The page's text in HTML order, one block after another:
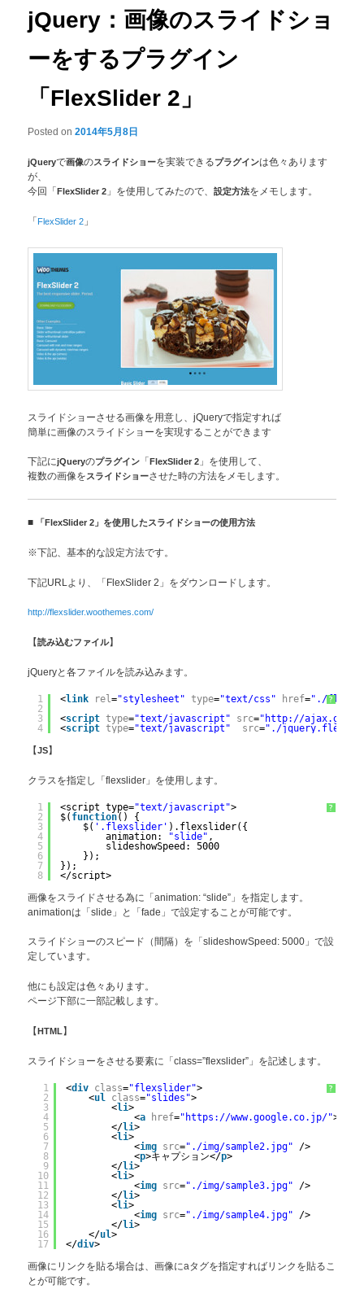
jQuery：画像のスライドショ
ーをするプラグイン
「FlexSlider 2」
Posted on2014年5月8日
jQueryで画像のスライドショーを実装できるプラグインは色々あります
が、
今回「FlexSlider 2 」を使用してみたので、設定方法をメモします。
「 FlexSlider 2 」
スライドショーさせる画像を用意し、jQueryで指定すれば
簡単に画像のスライドショーを実現することができます
下記にjQueryのプラグイン 「 FlexSlider 2 」を使用して、
複数の画像をスライドショーさせた時の方法をメモします。
■ 「FlexSlider 2」を使用したスライドショーの使用方法
※下記、基本的な設定方法です。
下記URLより、「FlexSlider 2」をダウンロードします。
http://flexslider.woothemes.com/
【読み込むファイル】
jQueryと各ファイルを読み込みます。
?
1
2
3
4
<link rel="stylesheet" type="text/css" href="./
<script type="text/javascript" src="http://
<script type="text/javascript" src="./
【JS】
クラスを指定し「flexslider」を使用します。
?
1
2
3
4
5
6
7
8
<script type="text/javascript">
$( function() {
$( '.flexslider' ).flexslider({
animation:
"slide" ,
slideshowSpeed: 5000
});
});
</script>
画像をスライドさせる為に「animation: “slide”」を指定します。
animationは「slide」と「fade」で設定することが可能です。
スライドショーのスピード（間隔）を「slideshowSpeed: 5000」で設
定しています。
他にも設定は色々あります。
ページ下部に一部記載します。
【HTML 】
スライドショーをさせる要素に「class=”flexslider”」を記述します。
?
1
2
3
4
5
6
7
8
9
10
11
12
13
14
15
16
17
<div class="flexslider">
<ul class="slides">
<li>
<a href="https://www.google.co.jp/"><
</li>
<li>
<img src="./img/sample2.jpg"
/>
<p>キャプション</p>
</li>
<li>
<img src="./img/sample3.jpg"
/>
</li>
<li>
<img src="./img/sample4.jpg"
/>
</li>
</ul>
</div>
画像にリンクを貼る場合は、画像にaタグを指定すればリンクを貼るこ
とが可能です。